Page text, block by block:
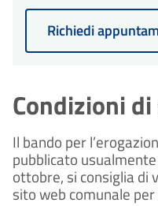
Richiedi
Condizioni
Il bando per
pubblicato
ottobre, si consiglia di
sito web comunale